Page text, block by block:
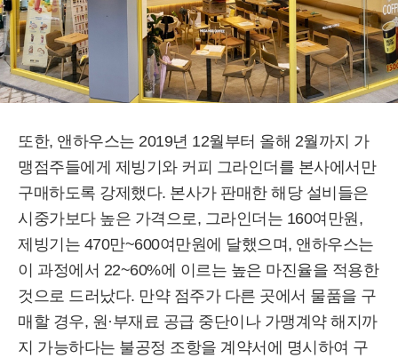
또한, 앤하우스는 2019년 12월부터 올해 2월까지 가
맹점주들에게 제빙기와 커피 그라인더를 본사에서만
구매하도록 강제했다. 본사가 판매한 해당 설비들은
시중가보다 높은 가격으로, 그라인더는 160여만원,
제빙기는 470만~600여만원에 달했으며, 앤하우스는
이 과정에서 22~60%에 이르는 높은 마진율을 적용한
것으로 드러났다. 만약 점주가 다른 곳에서 물품을 구
매할 경우, 원·부재료 공급 중단이나 가맹계약 해지까
지 가능하다는 불공정 조항을 계약서에 명시하여 구